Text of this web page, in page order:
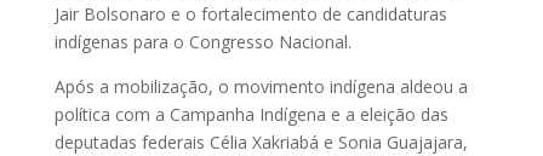
Jair Bolsonaro e o fortalecimento de candidaturas
indígenas para o Congresso Nacional.
Após a mobilização, o movimento indígena aldeou a
política com a Campanha Indígena e a eleição das
deputadas federais Célia Xakriabá e Sonia Guajajara,